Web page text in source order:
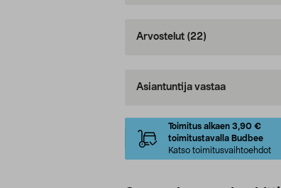
Arvostelut (22)
Asiantuntija vastaa
Toimitus alkaen 3,90 €
toimitustavalla Budbee
Katso toimitusvaihtoehdot